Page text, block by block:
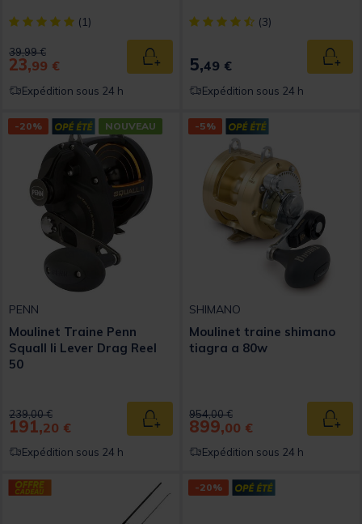
[object Object] out of 5 Customer Rating
(1)
Price reduced from
39,99 €to
23,99 € Ajouter au panier
Expédition sous 24 h
[object Object] out of 5
(3)
5,49 €
Expédition sous 24 h
-20% NOUVEAU
PENN
Moulinet Traine Penn
Squall Ii Lever Drag Reel
50
Price reduced from
239,00 €to
191,20 € Ajouter au panier
Expédition sous 24 h
-5%
SHIMANO
Moulinet traine shimano
tiagra a 80w
Price reduced from
954,00 €to
899,00 €
Expédition sous 24 h
-20%